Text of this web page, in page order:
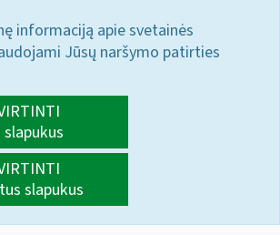
informaciją apie svetainės
Jūsų naršymo patirties
slapukus
slapukus